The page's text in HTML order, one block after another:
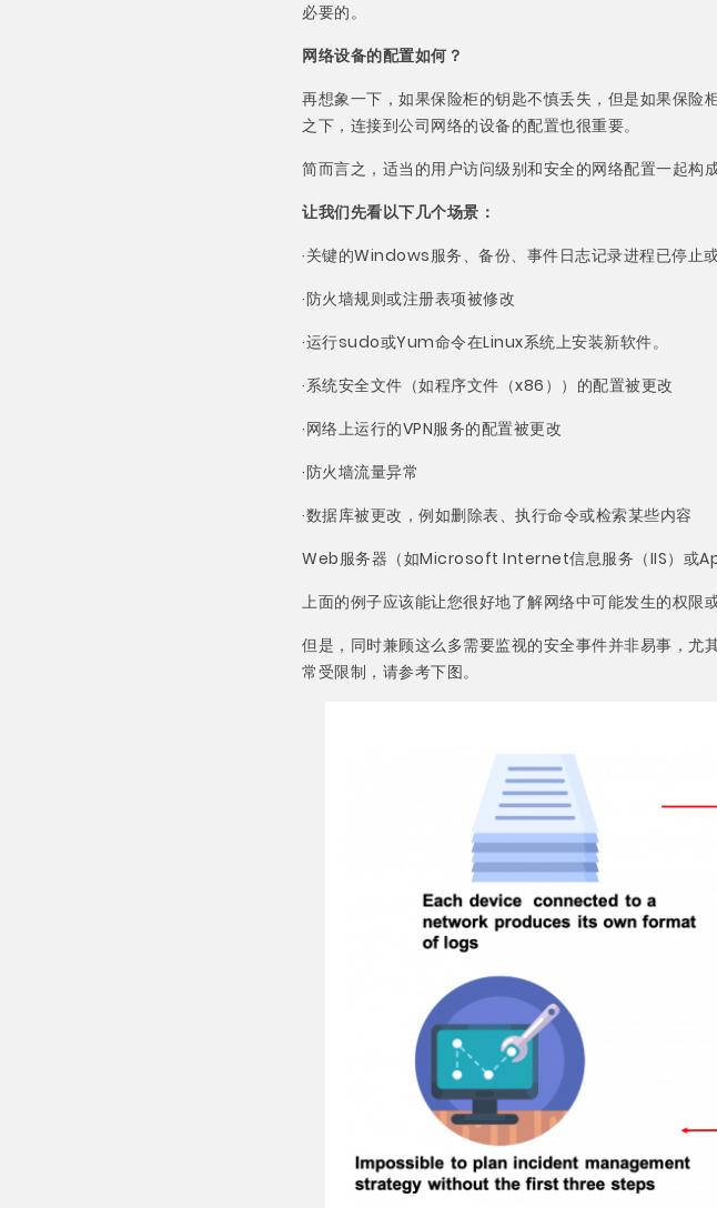
必要的。
网络设备的配置如何？
再想象一下，如果保险柜的钥匙不慎丢失，但是如果保险
之下，连接到公司网络的设备的配置也很重要。
简而言之，适当的用户访问级别和安全的网络配置一起构
让我们先看以下几个场景：
·关键的Windows服务、备份、事件日志记录进程已停止
·防火墙规则或注册表项被修改
·运行sudo或Yum命令在Linux系统上安装新软件。
·系统安全文件（如程序文件（x86））的配置被更改
·网络上运行的VPN服务的配置被更改
·防火墙流量异常
·数据库被更改，例如删除表、执行命令或检索某些内容
Web服务器（如Microsoft Internet信息服务（IIS）或
上面的例子应该能让您很好地了解网络中可能发生的权限
但是，同时兼顾这么多需要监视的安全事件并非易事，
常受限制，请参考下图。